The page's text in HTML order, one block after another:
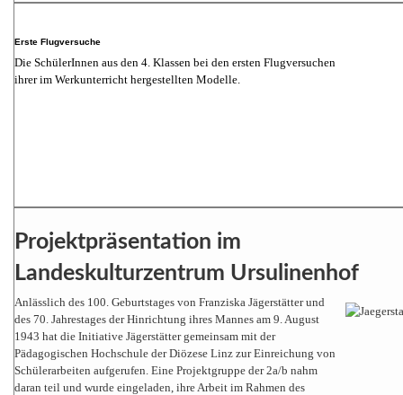
Erste Flugversuche
Die SchülerInnen aus den 4. Klassen bei den ersten Flugversuchen
ihrer im Werkunterricht hergestellten Modelle.
Projektpräsentation im
Landeskulturzentrum Ursulinenhof
Anlässlich des 100. Geburtstages von Franziska Jägerstätter und
des 70. Jahrestages der Hinrichtung ihres Mannes am 9. August
1943 hat die Initiative Jägerstätter gemeinsam mit der
Pädagogischen Hochschule der Diözese Linz zur Einreichung von
Schülerarbeiten aufgerufen. Eine Projektgruppe der 2a/b nahm
daran teil und wurde eingeladen, ihre Arbeit im Rahmen des